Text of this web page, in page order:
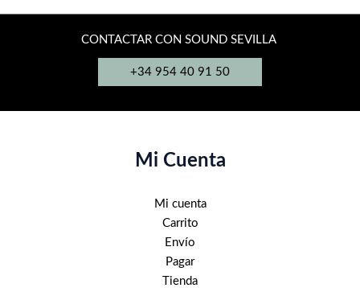
CONTACTAR CON SOUND SEVILLA
+34 954 40 91 50
Mi Cuenta
Mi cuenta
Carrito
Envío
Pagar
Tienda